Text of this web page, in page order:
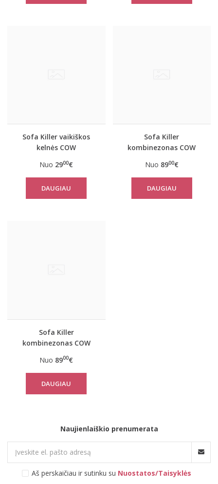
Sofa Killer vaikiškos
kelnės COW
Nuo 2900€
DAUGIAU
Sofa Killer
kombinezonas COW
Nuo 8900€
DAUGIAU
Sofa Killer
kombinezonas COW
Nuo 8900€
DAUGIAU
Naujienlaiškio prenumerata
Aš perskaičiau ir sutinku su Nuostatos/Taisyklės